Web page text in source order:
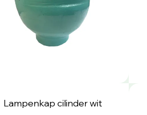
Lampenkap cilinder wit